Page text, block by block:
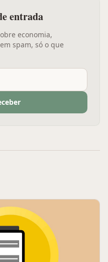
entrada
economia,
spam, só o que